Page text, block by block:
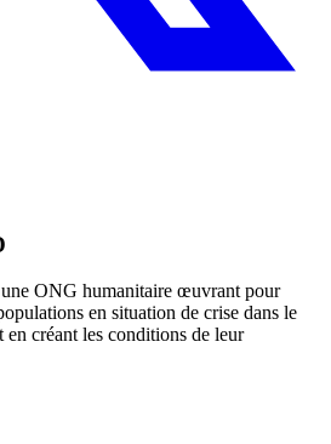
ONG humanitaire œuvrant pour
en situation de crise dans le
créant les conditions de leur